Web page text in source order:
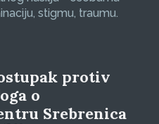
stigmu, traumu.
protiv
o
Srebrenica